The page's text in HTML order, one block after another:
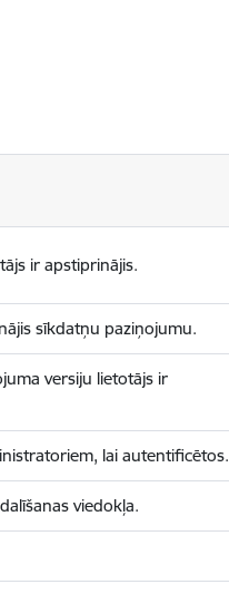
ir apstiprinājis.
sīkdatņu paziņojumu.
versiju lietotājs ir
lai autentificētos.
viedokļa.